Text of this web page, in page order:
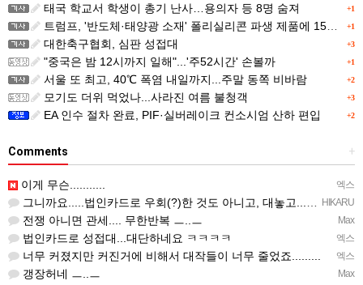
+1
태국 학교서 학생이 총기 난사…용의자 등 8명 숨져
+1
트럼프, '반도체·태양광 소재' 폴리실리콘 파생 제품에 15% 관세...한국 기업도 영향
+3
대한축구협회, 심판 성접대
+1
"중국은 밤 12시까지 일해"...'주52시간' 손볼까
+2
서울 또 최고, 40℃ 폭염 내일까지...주말 동쪽 비바람
+3
모기도 더위 먹었나...사라진 여름 불청객
+2
EA 인수 절차 완료, PIF·실버레이크 컨소시엄 산하 편입
+
Comments
엑스
이게 무슨...........
HIKARU
그니까요.....법인카드로 우회(?)한 것도 아니고, 대놓고...ㅋ ㅋ)
Max
전쟁 아니면 관세.... 무한반복 ㅡ..ㅡ
엑스
법인카드로 성접대...대단하네요 ㅋㅋㅋㅋ
엑스
너무 커졌지만 커진거에 비해서 대작들이 너무 줄었죠.........
Max
갱장허네 ㅡ..ㅡ